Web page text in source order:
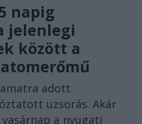
napig
jelenlegi
között a
adott
uzsorás. Akár
a nyugati